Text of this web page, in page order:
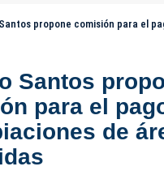
propone comisión para el pago de las
Santos
para el
de